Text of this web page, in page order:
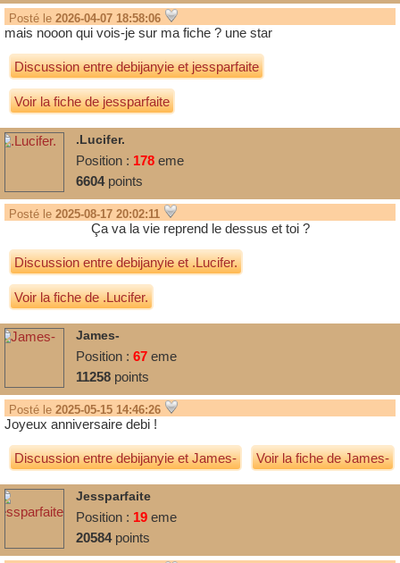
Posté le 2026-04-07 18:58:06
mais nooon qui vois-je sur ma fiche ? une star
Discussion entredebijanyieetjessparfaite
Voir la fiche de jessparfaite
.Lucifer.
Position : 178 eme
6604points
Posté le 2025-08-17 20:02:11
Ça va la vie reprend le dessus et toi ?
Discussion entredebijanyieet.Lucifer.
Voir la fiche de .Lucifer.
James-
Position : 67 eme
11258 points
Posté le 2025-05-15 14:46:26
Joyeux anniversaire debi !
Discussion entredebijanyieetJames- Voir la fiche de James-
Jessparfaite
Position : 19 eme
20584points